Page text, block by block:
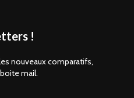
!
nouveaux comparatifs,
mail.